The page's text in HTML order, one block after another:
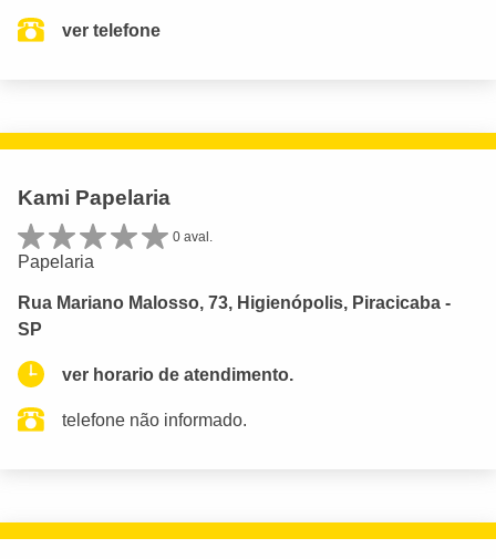
ver telefone
Kami Papelaria
0 aval.
Papelaria
Rua Mariano Malosso, 73, Higienópolis, Piracicaba -
SP
ver horario de atendimento.
telefone não informado.